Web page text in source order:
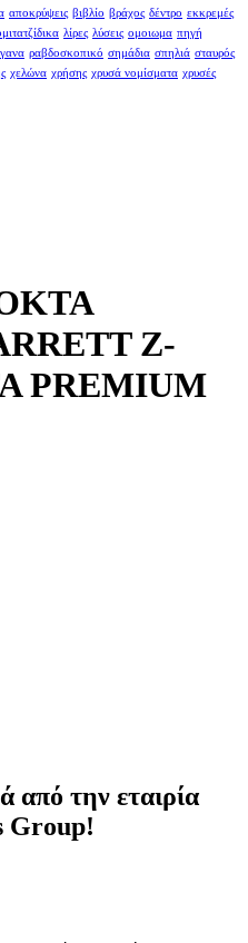
αποκρύψεις βιβλίο βράχος δέντρο εκκρεμές
λίρες λύσεις ομοιωμα πηγή
ραβδοσκοπικό σημάδια σπηλιά σταυρός
χελώνα χρήσης χρυσά νομίσματα χρυσές
Z-
PREMIUM
την εταιρία
Group!